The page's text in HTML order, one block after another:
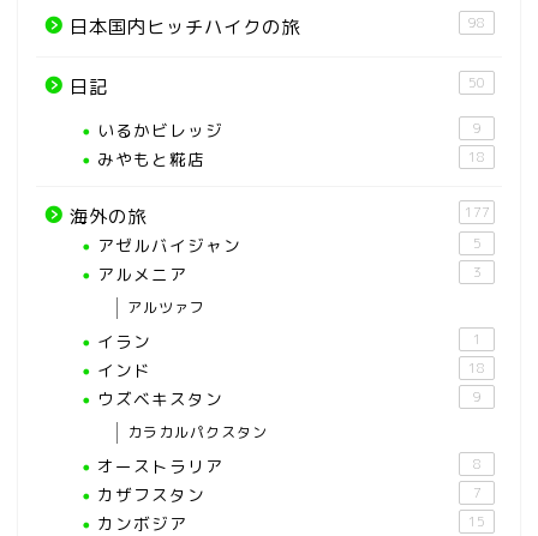
日本国内ヒッチハイクの旅 98
日記 50
いるかビレッジ 9
みやもと糀店 18
海外の旅 177
アゼルバイジャン 5
アルメニア 3
アルツァフ
イラン 1
インド 18
ウズベキスタン 9
カラカルパクスタン
オーストラリア 8
カザフスタン 7
カンボジア 15